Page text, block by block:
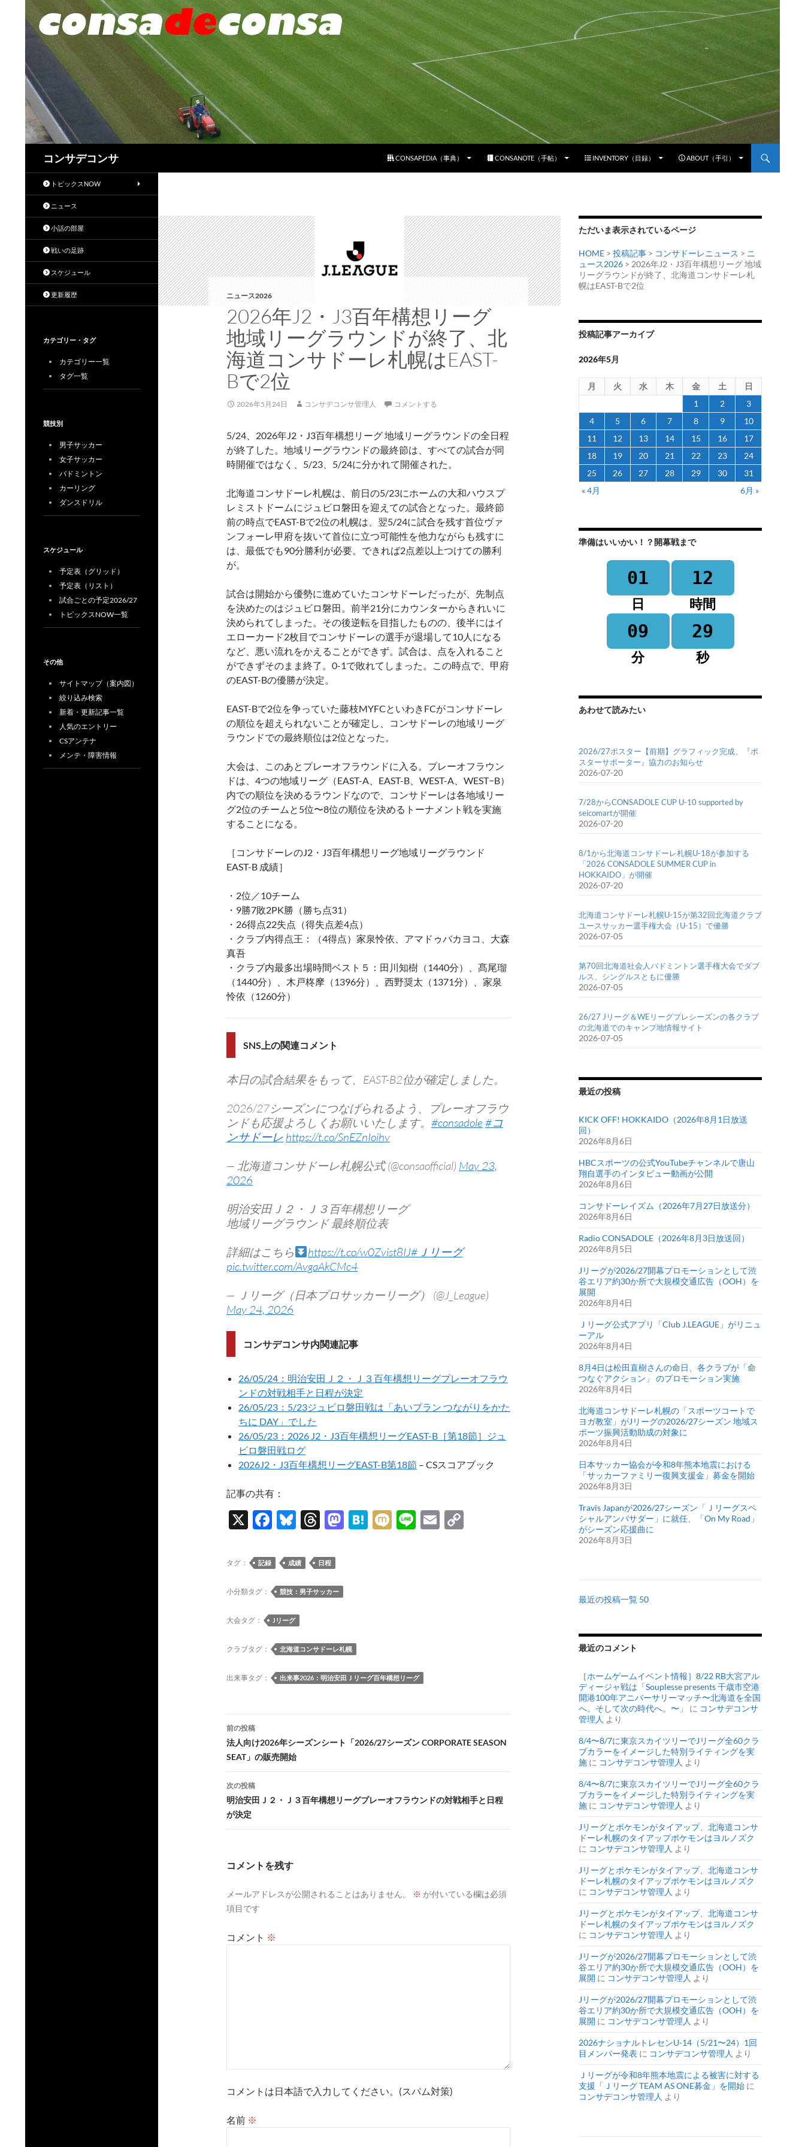
コンサデコンサ
CONSAPEDIA（事典）
CONSANOTE（手帖） INVENTORY（目録） ABOUT（手引）
ニュース2026
2026年J2・J3百年構想リーグ
地域リーグラウンドが終了、北
海道コンサドーレ札幌はEAST-
Bで2位
2026年5月24日 コンサデコンサ管理人 コメントする
5/24、2026年J2・J3百年構想リーグ 地域リーグラウンドの全日程
が終了した。地域リーグラウンドの最終節は、すべての試合が同
時開催ではなく、5/23、5/24に分かれて開催された。
北海道コンサドーレ札幌は、前日の5/23にホームの大和ハウスプ
レミストドームにジュビロ磐田を迎えての試合となった。最終節
前の時点でEAST-Bで2位の札幌は、翌5/24に試合を残す首位ヴァ
ンフォーレ甲府を抜いて首位に立つ可能性を他力ながらも残すに
は、最低でも90分勝利が必要。できれば2点差以上つけての勝利
が。
試合は開始から優勢に進めていたコンサドーレだったが、先制点
を決めたのはジュビロ磐田。前半21分にカウンターからきれいに
決められてしまった。その後逆転を目指したものの、後半にはイ
エローカード2枚目でコンサドーレの選手が退場して10人になる
など、悪い流れをかえることができず。試合は、点を入れること
ができずそのまま終了。0-1で敗れてしまった。この時点で、甲府
のEAST-Bの優勝が決定。
EAST-Bで2位を争っていた藤枝MYFCといわきFCがコンサドーレ
の順位を超えられないことが確定し、コンサドーレの地域リーグ
ラウンドでの最終順位は2位となった。
大会は、このあとプレーオフラウンドに入る。プレーオフラウン
ドは、4つの地域リーグ（EAST-A、EAST-B、WEST-A、WEST−B）
内での順位を決めるラウンドなので、コンサドーレは各地域リー
グ2位のチームと5位〜8位の順位を決めるトーナメント戦を実施
することになる。
［コンサドーレのJ2・J3百年構想リーグ地域リーグラウンド
EAST-B 成績］
・2位／10チーム
・9勝7敗2PK勝（勝ち点31）
・26得点22失点（得失点差4点）
・クラブ内得点王：（4得点）家泉怜依、アマドゥバカヨコ、大森
真吾
・クラブ内最多出場時間ベスト５：田川知樹（1440分）、髙尾瑠
（1440分）、木戸柊摩（1396分）、西野奨太（1371分）、家泉
怜依（1260分）
SNS上の関連コメント
本日の試合結果をもって、EAST-B2位が確定しました。
2026/27シーズンにつなげられるよう、プレーオフラウ
ンドも応援よろしくお願いいたします。 #consadole #コ
ンサドーレ https://t.co/SnEZnIoihv
— 北海道コンサドーレ札幌公式 (@consaofficial) May 23,
2026
明治安田Ｊ２・Ｊ３百年構想リーグ
地域リーグラウンド 最終順位表
詳細はこちら
https://t.co/w0Zvist8IJ#Ｊリーグ
pic.twitter.com/AvgaAkCMc4
— Ｊリーグ（日本プロサッカーリーグ） (@J_League)
May 24, 2026
コンサデコンサ内関連記事
26/05/24：明治安田Ｊ２・Ｊ３百年構想リーグプレーオフラウ
ンドの対戦相手と日程が決定
26/05/23：5/23ジュビロ磐田戦は「あいプラン つながりをかた
ちに DAY」でした
26/05/23：2026 J2・J3百年構想リーグEAST-B［第18節］ジュ
ビロ磐田戦ログ
2026J2・J3百年構想リーグEAST-B第18節 – CSスコアブック
記事の共有：
X
F
e
o
o
Bl
es
y
T
e
ds
M H
M Li
E
タグ： 記録 成績 日程
小分類タグ： 競技：男子サッカー
大会タグ： Jリーグ
クラブタグ： 北海道コンサドーレ札幌
出来事タグ： 出来事2026：明治安田Ｊリーグ百年構想リーグ
投
稿
ナ
ビ
ゲ
ー
ョ
ン
前の投稿
法人向け2026年シーズンシート「2026/27シーズン CORPORATE SEASON
SEAT」の販売開始
次の投稿
明治安田Ｊ２・Ｊ３百年構想リーグプレーオフラウンドの対戦相手と日程
が決定
コメントを残す
メールアドレスが公開されることはありません。 ※ が付いている欄は必須
項目です
コメント ※
コメントは日本語で入力してください。(スパム対策)
名前 ※
ただいま表示されているページ
HOME > 投稿記事 > コンサドーレニュース > ニ
ュース2026 > 2026年J2・J3百年構想リーグ 地域
リーグラウンドが終了、北海道コンサドーレ札
幌はEAST-Bで2位
投稿記事アーカイブ
2026年5月
月 火 水 木 金 土
日
1
2
3
4
5 6 7 8 9
10
11
12 13 14 15 16
17
18
19 20 21 22 23
24
25
26 27 28 29 30
31
« 4月
6月 »
準備はいいかい！？開幕戦まで
01
日
12
時間
09
分
29
秒
あわせて読みたい
2026/27ポスター【前期】グラフィック完成、『ポ
スターサポーター』協力のお知らせ
2026-07-20
7/28からCONSADOLE CUP U-10 supported by
seicomartが開催
2026-07-20
8/1から北海道コンサドーレ札幌U-18が参加する
「2026 CONSADOLE SUMMER CUP in
HOKKAIDO」が開催
2026-07-20
北海道コンサドーレ札幌U-15が第32回北海道クラブ
ユースサッカー選手権大会（U-15）で優勝
2026-07-05
第70回北海道社会人バドミントン選手権大会でダブ
ルス、シングルスともに優勝
2026-07-05
26/27 Jリーグ＆WEリーグプレシーズンの各クラブ
の北海道でのキャンプ地情報サイト
2026-07-05
最近の投稿
KICK OFF! HOKKAIDO（2026年8月1日放送
回）
2026年8月6日
HBCスポーツの公式YouTubeチャンネルで唐山
翔自選手のインタビュー動画が公開
2026年8月6日
コンサドーレイズム（2026年7月27日放送分）
2026年8月6日
Radio CONSADOLE（2026年8月3日放送回）
2026年8月5日
Jリーグが2026/27開幕プロモーションとして渋
谷エリア約30か所で大規模交通広告（OOH）を
展開
2026年8月4日
Ｊリーグ公式アプリ「Club J.LEAGUE」がリニュ
ーアル
2026年8月4日
8月4日は松田直樹さんの命日、各クラブが「命
つなぐアクション」 のプロモーション実施
2026年8月4日
北海道コンサドーレ札幌の「スポーツコートで
ヨガ教室」がJリーグの2026/27シーズン 地域ス
ポーツ振興活動助成の対象に
2026年8月4日
日本サッカー協会が令和8年熊本地震における
「サッカーファミリー復興支援金」募金を開始
2026年8月3日
Travis Japanが2026/27シーズン「Ｊリーグスペ
シャルアンバサダー」に就任、「On My Road」
がシーズン応援曲に
2026年8月3日
最近の投稿一覧 50
最近のコメント
［ホームゲームイベント情報］8/22 RB大宮アル
ディージャ戦は「Souplesse presents 千歳市空港
開港100年アニバーサリーマッチ〜北海道を全国
へ。そして次の時代へ。〜」
に コンサデコンサ
管理人 より
8/4〜8/7に東京スカイツリーでJリーグ全60クラ
ブカラーをイメージした特別ライティングを実
施 に コンサデコンサ管理人 より
8/4〜8/7に東京スカイツリーでJリーグ全60クラ
ブカラーをイメージした特別ライティングを実
施 に コンサデコンサ管理人 より
Jリーグとポケモンがタイアップ、北海道コンサ
ドーレ札幌のタイアップポケモンはヨルノズク
に コンサデコンサ管理人 より
Jリーグとポケモンがタイアップ、北海道コンサ
ドーレ札幌のタイアップポケモンはヨルノズク
に コンサデコンサ管理人 より
Jリーグとポケモンがタイアップ、北海道コンサ
ドーレ札幌のタイアップポケモンはヨルノズク
に コンサデコンサ管理人 より
Jリーグが2026/27開幕プロモーションとして渋
谷エリア約30か所で大規模交通広告（OOH）を
展開 に コンサデコンサ管理人 より
Jリーグが2026/27開幕プロモーションとして渋
谷エリア約30か所で大規模交通広告（OOH）を
展開 に コンサデコンサ管理人 より
2026ナショナルトレセンU-14（5/21〜24）1回
目メンバー発表 に コンサデコンサ管理人 より
Ｊリーグが令和8年熊本地震による被害に対する
支援「Ｊリーグ TEAM AS ONE募金」を開始 に
コンサデコンサ管理人 より
トピックスNOW
ニュース
小話の部屋
戦いの足跡
スケジュール
更新履歴
カテゴリー・タグ
カテゴリー一覧
タグ一覧
競技別
男子サッカー
女子サッカー
バドミントン
カーリング
ダンスドリル
スケジュール
予定表（グリッド）
予定表（リスト）
試合ごとの予定2026/27
トピックスNOW一覧
その他
サイトマップ（案内図）
絞り込み検索
新着・更新記事一覧
人気のエントリー
CSアンテナ
メンテ・障害情報